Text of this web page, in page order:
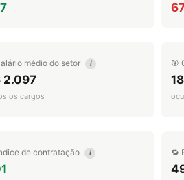
médio do setor i
2.097
os cargos
🎯
18
de contratação i 🔁